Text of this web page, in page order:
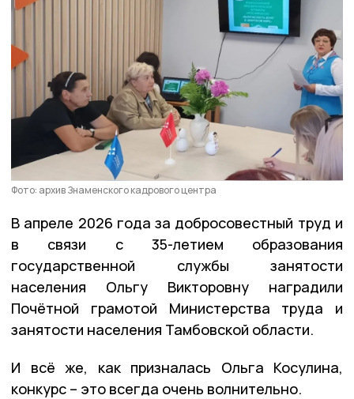
Фото: архив Знаменского кадрового центра
В апреле 2026 года за добросовестный труд и
в связи с 35-летием образования
государственной службы занятости
населения Ольгу Викторовну наградили
Почётной грамотой Министерства труда и
занятости населения Тамбовской области.
И всё же, как призналась Ольга Косулина,
конкурс – это всегда очень волнительно.